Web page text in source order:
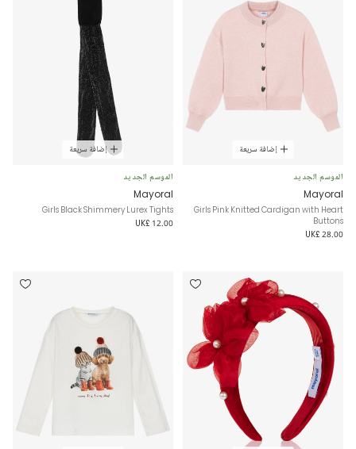
إضافة سريعة
الموسم الجديد
Mayoral
Girls Pink Knitted Cardigan with Heart
Buttons
UK£ 28.00
إضافة سريعة
الموسم الجديد
Mayoral
Girls Black Shimmery Lurex Tights
UK£ 12.00